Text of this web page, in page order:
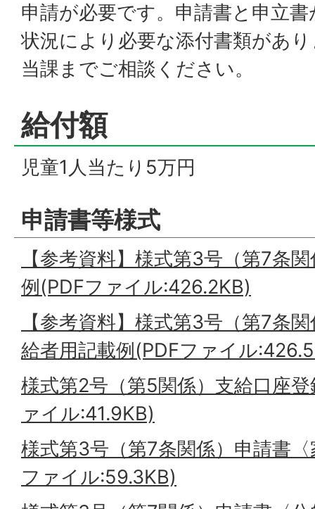
申請が必要です。申請書と申立
状況により必要な添付書類があ
当課までご相談ください。
給付額
児童1人当たり5万円
申請書等様式
【参考資料】様式第3号（第7条
例(PDFファイル:426.2KB)
【参考資料】様式第3号（第7条
給者用記載例(PDFファイル
様式第2号（第5関係）支給口座
ァイル:41.9KB)
様式第3号（第7条関係）申請書
ファイル:59.3KB)